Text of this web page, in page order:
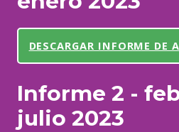
DESCARGAR INFORME DE
Informe 2 -
julio 2023